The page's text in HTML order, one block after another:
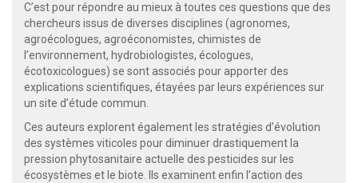
C’est pour répondre au mieux à toutes ces questions que des
chercheurs issus de diverses disciplines (agronomes,
agroécologues, agroéconomistes, chimistes de
l’environnement, hydrobiologistes, écologues,
écotoxicologues) se sont associés pour apporter des
explications scientifiques, étayées par leurs expériences sur
un site d’étude commun.
Ces auteurs explorent également les stratégies d’évolution
des systèmes viticoles pour diminuer drastiquement la
pression phytosanitaire actuelle des pesticides sur les
écosystèmes et le biote. Ils examinent enfin l’action des